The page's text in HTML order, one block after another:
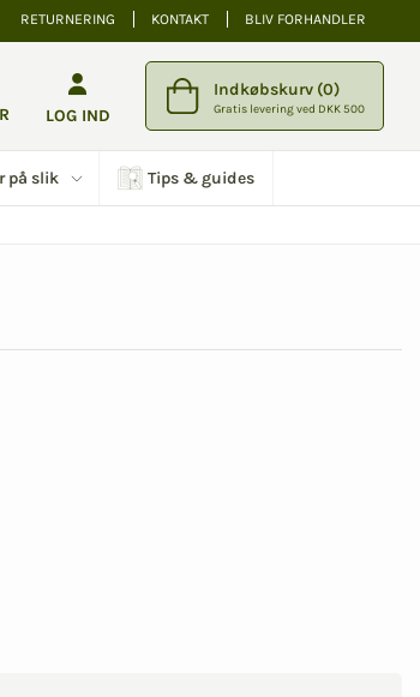
RETURNERING KONTAKT BLIV FORHANDLER
LOG IND
Indkøbskurv (0)
Gratis levering ved DKK 500
på slik Tips & guides